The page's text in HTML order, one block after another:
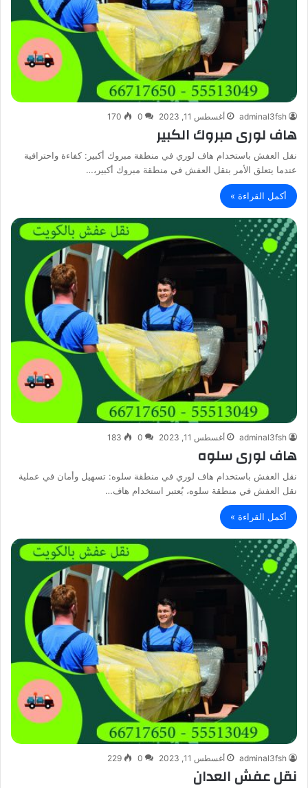
adminal3fsh أغسطس 11, 2023 0
170
هاف لورى مبروك الكبير
نقل العفش باستخدام هاف لوري في منطقة مبروك أكبير: كفاءة واحترافية
عندما يتعلق الأمر بنقل العفش في منطقة مبروك أكبير،…
أكمل القراءة »
adminal3fsh أغسطس 11, 2023 0
183
هاف لورى سلوه
نقل العفش باستخدام هاف لوري في منطقة سلوه: تسهيل وأمان في عملية
نقل العفش في منطقة سلوه، يُعتبر استخدام هاف…
أكمل القراءة »
adminal3fsh أغسطس 11, 2023 0
229
نقل عفش العدان